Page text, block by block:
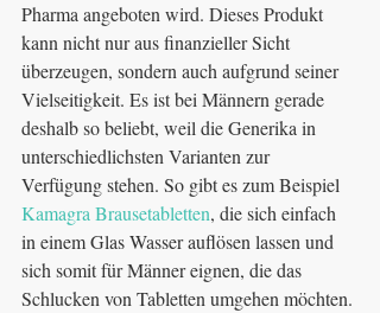
Pharma angeboten wird. Dieses Produkt
kann nicht nur aus finanzieller Sicht
überzeugen, sondern auch aufgrund seiner
Vielseitigkeit. Es ist bei Männern gerade
deshalb so beliebt, weil die Generika in
unterschiedlichsten Varianten zur
Verfügung stehen. So gibt es zum Beispiel
Kamagra Brausetabletten, die sich einfach
in einem Glas Wasser auflösen lassen und
sich somit für Männer eignen, die das
Schlucken von Tabletten umgehen möchten.